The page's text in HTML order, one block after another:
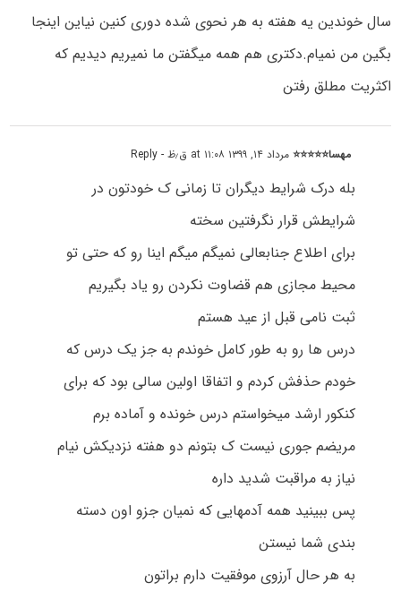
سال خوندین یه هفته به هر نحوی شده دوری کنین نیاین اینجا
بگین من نمیام.دکتری هم همه میگفتن ما نمیریم دیدیم که
اکثریت مطلق رفتن
مهسا⭐⭐⭐⭐⭐مرداد ۱۴, ۱۳۹۹ at ۱۱:۰۸ ق٫ظ - Reply
بله درک شرایط دیگران تا زمانی ک خودتون در
شرایطش قرار نگرفتین سخته
برای اطلاع جنابعالی نمیگم میگم اینا رو که حتی تو
محیط مجازی هم قضاوت نکردن رو یاد بگیریم
ثبت نامی قبل از عید هستم
درس ها رو به طور کامل خوندم به جز یک درس که
خودم حذفش کردم و اتفاقا اولین سالی بود که برای
کنکور ارشد میخواستم درس خونده و آماده برم
مریضم جوری نیست ک بتونم دو هفته نزدیکش نیام
نیاز به مراقبت شدید داره
پس ببینید همه آدمهایی که نمیان جزو اون دسته
بندی شما نیستن
به هر حال آرزوی موفقیت دارم براتون